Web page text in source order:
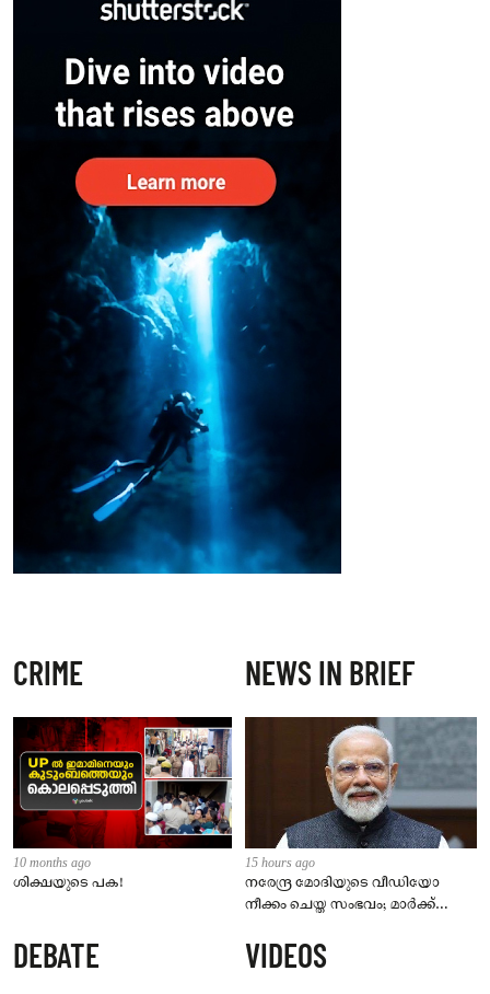
CRIME
10 months ago
ശിക്ഷയുടെ പക!
NEWS IN BRIEF
15 hours ago
നരേന്ദ്ര മോദിയുടെ വീഡിയോ
നീക്കം ചെയ്ത സംഭവം; മാർക്ക്
മെറ്റയ്ക്ക് പാർലമെന്ററി സമിതിയുടെ
മുന്നറിയിപ്പ്
DEBATE VIDEOS